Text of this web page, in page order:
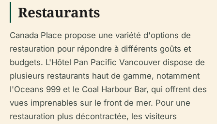
Restaurants
Canada Place propose une variété d'options de
restauration pour répondre à différents goûts et
budgets. L'Hôtel Pan Pacific Vancouver dispose de
plusieurs restaurants haut de gamme, notamment
l'Oceans 999 et le Coal Harbour Bar, qui offrent des
vues imprenables sur le front de mer. Pour une
restauration plus décontractée, les visiteurs